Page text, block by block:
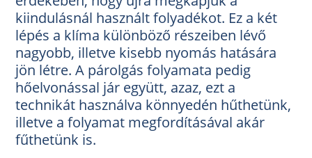
kiindulásnál használt folyadékot. Ez a két
lépés a klíma különböző részeiben lévő
nagyobb, illetve kisebb nyomás hatására
jön létre. A párolgás folyamata pedig
hőelvonással jár együtt, azaz, ezt a
technikát használva könnyedén hűthetünk,
illetve a folyamat megfordításával akár
fűthetünk is.